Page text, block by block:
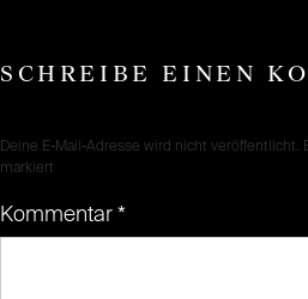
SCHREIBE EINEN
Deine E-Mail-Adresse wird nicht veröffentlicht.
markiert
Kommentar *